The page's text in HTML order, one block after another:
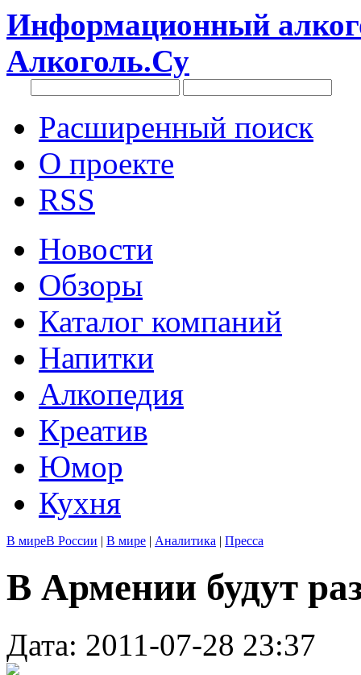
Информационный
Алкоголь.Су
Расширенный поиск
О проекте
RSS
Новости
Обзоры
Каталог компаний
Напитки
Алкопедия
Креатив
Юмор
Кухня
В миреВ России | В мире | Аналитика | Пресса
В Армении будут
Дата: 2011-07-28 23:37